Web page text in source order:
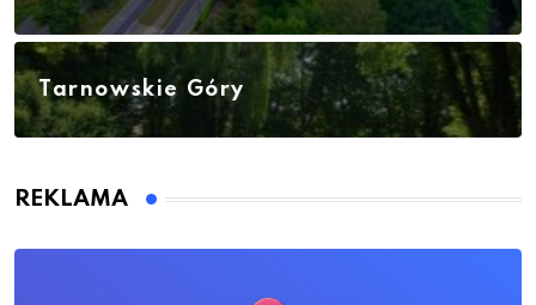
Tarnowskie Góry
REKLAMA